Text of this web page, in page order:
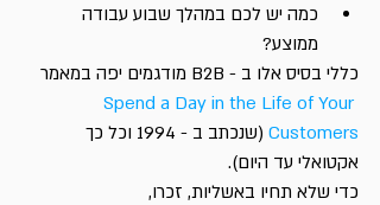
כמה יש לכם במהלך שבוע עבודה
ממוצע?
כללי בסיס אלו ב - B2B מודגמים יפה במאמר
Spend a Day in the Life of Your
Customers
(שנכתב ב - 1994 וכל כך
אקטואלי עד היום).
כדי שלא תחיו באשליות, זכרו,